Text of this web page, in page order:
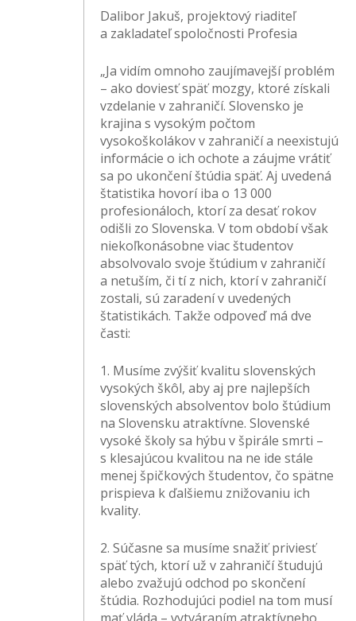
Dalibor Jakuš, projektový riaditeľ
a zakladateľ spoločnosti Profesia
„Ja vidím omnoho zaujímavejší problém
– ako doviesť späť mozgy, ktoré získali
vzdelanie v zahraničí. Slovensko je
krajina s vysokým počtom
vysokoškolákov v zahraničí a neexistujú
informácie o ich ochote a záujme vrátiť
sa po ukončení štúdia späť. Aj uvedená
štatistika hovorí iba o 13 000
profesionáloch, ktorí za desať rokov
odišli zo Slovenska. V tom období však
niekoľkonásobne viac študentov
absolvovalo svoje štúdium v zahraničí
a netuším, či tí z nich, ktorí v zahraničí
zostali, sú zaradení v uvedených
štatistikách. Takže odpoveď má dve
časti:
1. Musíme zvýšiť kvalitu slovenských
vysokých škôl, aby aj pre najlepších
slovenských absolventov bolo štúdium
na Slovensku atraktívne. Slovenské
vysoké školy sa hýbu v špirále smrti –
s klesajúcou kvalitou na ne ide stále
menej špičkových študentov, čo spätne
prispieva k ďalšiemu znižovaniu ich
kvality.
2. Súčasne sa musíme snažiť priviesť
späť tých, ktorí už v zahraničí študujú
alebo zvažujú odchod po skončení
štúdia. Rozhodujúci podiel na tom musí